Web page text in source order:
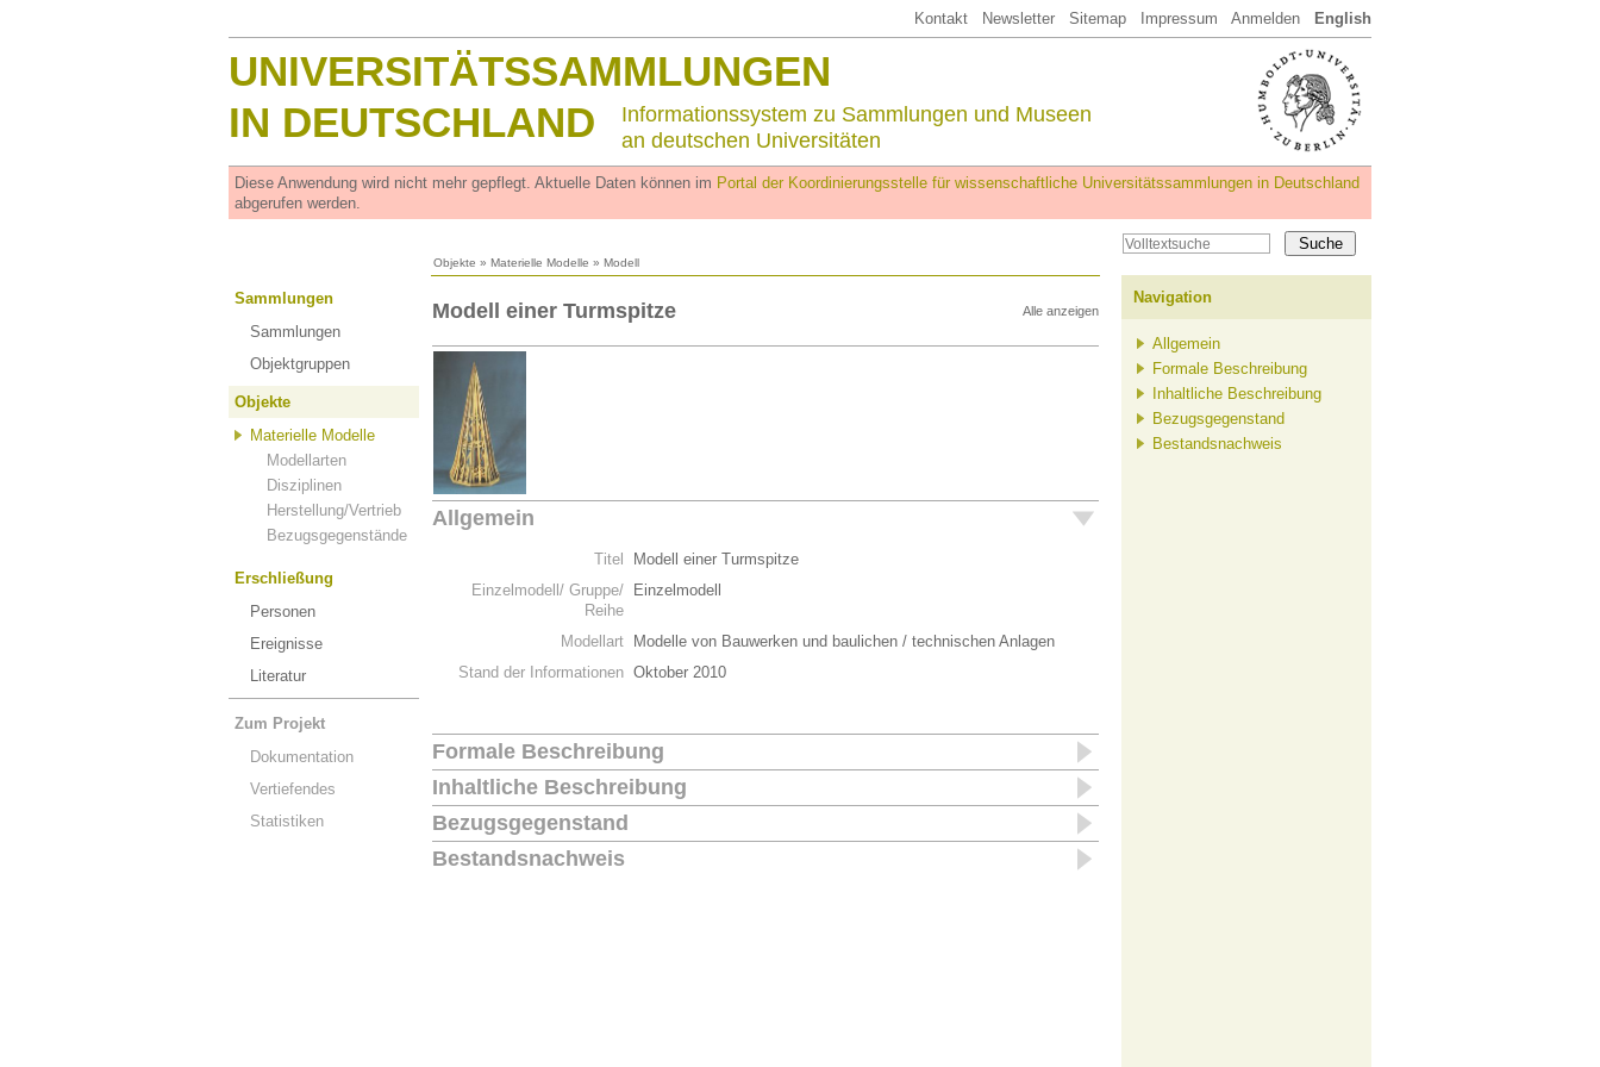
Kontakt Newsletter Sitemap Impressum Anmelden English
UNIVERSITÄTSSAMMLUNGEN
IN DEUTSCHLAND
Informationssystem zu Sammlungen und Museen
an deutschen Universitäten
Diese Anwendung wird nicht mehr gepflegt. Aktuelle Daten können im Portal der Koordinierungsstelle für wissenschaftliche Universitätssammlungen in Deutschland
abgerufen werden.
Objekte » Materielle Modelle » Modell
Sammlungen
Sammlungen
Objektgruppen
Objekte
Materielle Modelle
Modellarten
Disziplinen
Herstellung/Vertrieb
Bezugsgegenstände
Erschließung
Personen
Ereignisse
Literatur
Zum Projekt
Dokumentation
Vertiefendes
Statistiken
Alle anzeigen
Modell einer Turmspitze
Allgemein
Titel
Modell einer Turmspitze
Einzelmodell/ Gruppe/
Reihe
Einzelmodell
Modellart
Modelle von Bauwerken und baulichen / technischen Anlagen
Stand der Informationen Oktober 2010
Formale Beschreibung
Inhaltliche Beschreibung
Bezugsgegenstand
Bestandsnachweis
Navigation
Allgemein
Formale Beschreibung
Inhaltliche Beschreibung
Bezugsgegenstand
Bestandsnachweis